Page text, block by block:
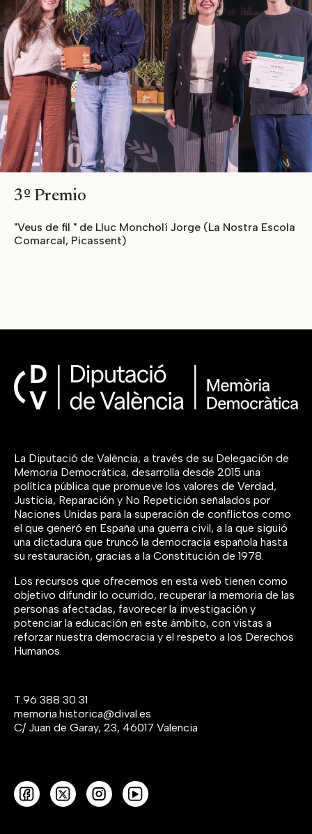
3º Premio
"Veus de fil " de Lluc Moncholí Jorge (La Nostra Escola
Comarcal, Picassent)
La Diputació de València, a través de su Delegación de
Memoria Democrática, desarrolla desde 2015 una
política pública que promueve los valores de Verdad,
Justicia, Reparación y No Repetición señalados por
Naciones Unidas para la superación de conflictos como
el que generó en España una guerra civil, a la que siguió
una dictadura que truncó la democracia española hasta
su restauración, gracias a la Constitución de 1978.
Los recursos que ofrecemos en esta web tienen como
objetivo difundir lo ocurrido, recuperar la memoria de las
personas afectadas, favorecer la investigación y
potenciar la educación en este ámbito, con vistas a
reforzar nuestra democracia y el respeto a los Derechos
Humanos.
T.96 388 30 31
memoria.historica@dival.es
C/ Juan de Garay, 23, 46017 Valencia